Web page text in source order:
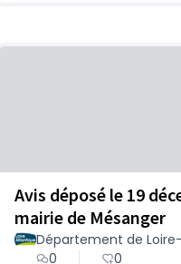
Avis déposé le 19
mairie de Mésanger
Département de
0
0